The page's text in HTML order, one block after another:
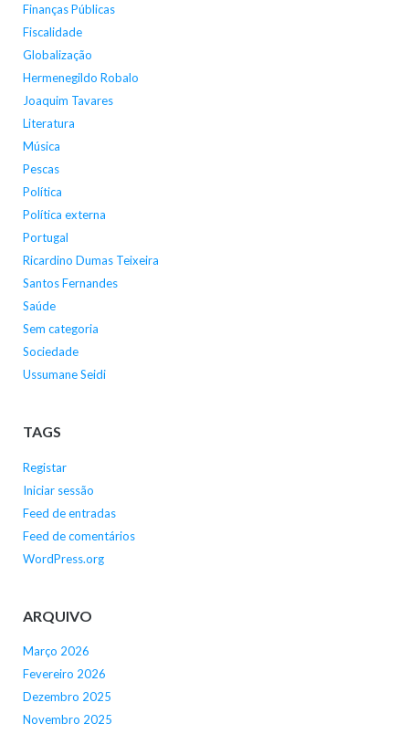
Finanças Públicas
Fiscalidade
Globalização
Hermenegildo Robalo
Joaquim Tavares
Literatura
Música
Pescas
Política
Política externa
Portugal
Ricardino Dumas Teixeira
Santos Fernandes
Saúde
Sem categoria
Sociedade
Ussumane Seidi
TAGS
Registar
Iniciar sessão
Feed de entradas
Feed de comentários
WordPress.org
ARQUIVO
Março 2026
Fevereiro 2026
Dezembro 2025
Novembro 2025